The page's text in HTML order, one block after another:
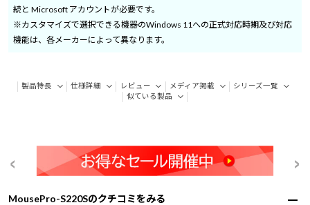
続と Microsoft アカウントが必要です。
※カスタマイズで選択できる機器のWindows 11への正式対応時期及び対応
機能は、各メーカーによって異なります。
製品特長 仕様詳細 レビュー メディア掲載
シリーズ一覧
似ている製品
MousePro-S220Sのクチコミをみる